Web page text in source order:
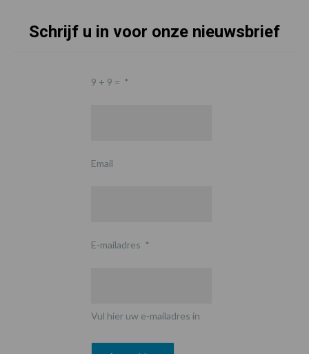
Schrijf u in voor onze nieuwsbrief
9 + 9 = *
Email
E-mailadres *
Vul hier uw e-mailadres in